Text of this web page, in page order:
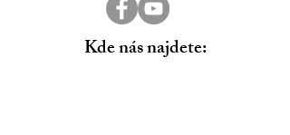
Kde nás najdete: